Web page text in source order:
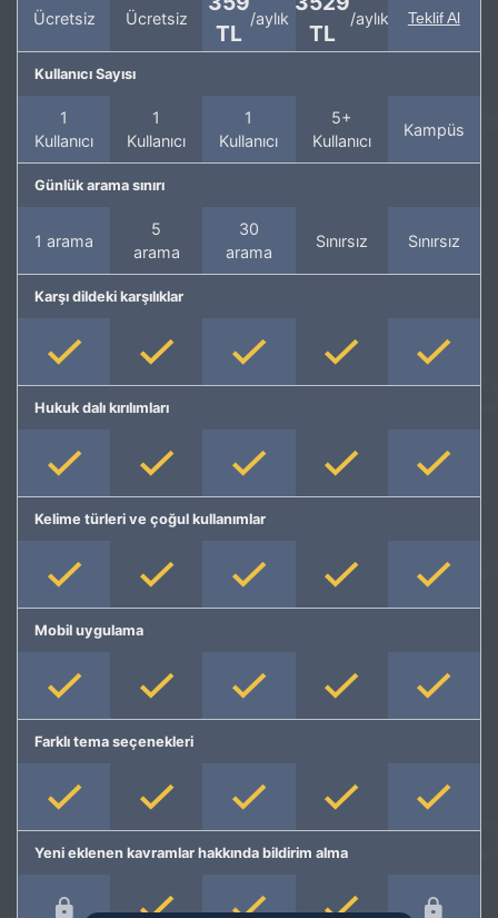
Ücretsiz Ücretsiz
TL
/aylık
TL
/aylık Teklif Al
Kullanıcı Sayısı
1
Kullanıcı
1
Kullanıcı
1
Kullanıcı
5+
Kullanıcı
Kampüs
Günlük arama sınırı
1 arama
5
arama
30
arama
Sınırsız Sınırsız
Karşı dildeki karşılıklar
Hukuk dalı kırılımları
Kelime türleri ve çoğul kullanımlar
Mobil uygulama
Farklı tema seçenekleri
Yeni eklenen kavramlar hakkında bildirim alma